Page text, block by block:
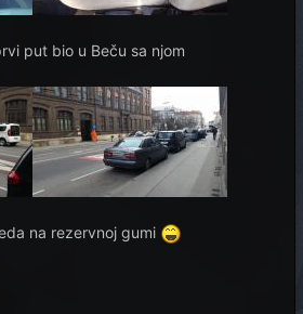
put bio u Beču sa njom
na rezervnoj gumi